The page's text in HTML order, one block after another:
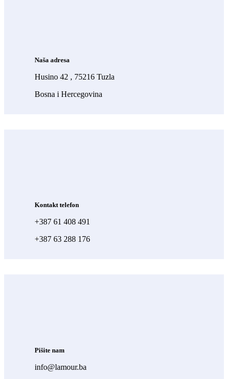
Naša adresa
Husino 42 , 75216 Tuzla
Bosna i Hercegovina
Kontakt telefon
+387 61 408 491
+387 63 288 176
Pišite nam
info@lamour.ba